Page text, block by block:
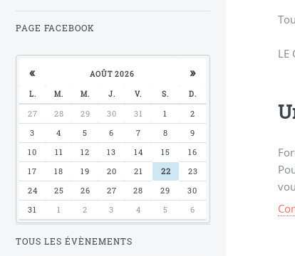
LE
PAGE FACEBOOK
« AOÛT 2026 »
L. M. M. J. V. S. D.
27 28 29 30 31 1
2
3
4 5 6 7 8
9
10
11 12 13 14 15
16
17
18 19 20 21 22
23
24
25 26 27 28 29
30
31
1 2 3 4 5 6
TOUS LES ÉVÈNEMENTS